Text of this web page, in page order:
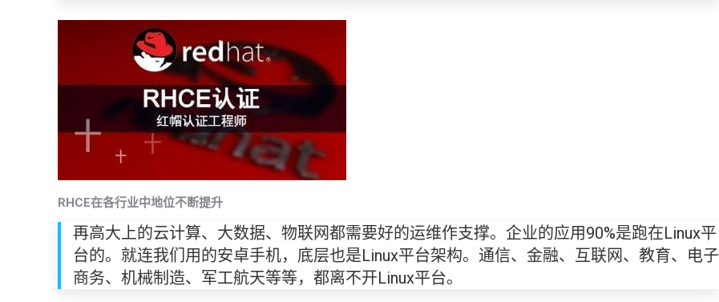
RHCE在各行业中地位不断提升
再高大上的云计算、大数据、物联网都需要好的运维作支撑。企业的应用90%是跑在Linux平
台的。就连我们用的安卓手机，底层也是Linux平台架构。通信、金融、互联网、教育、电子
商务、机械制造、军工航天等等，都离不开Linux平台。